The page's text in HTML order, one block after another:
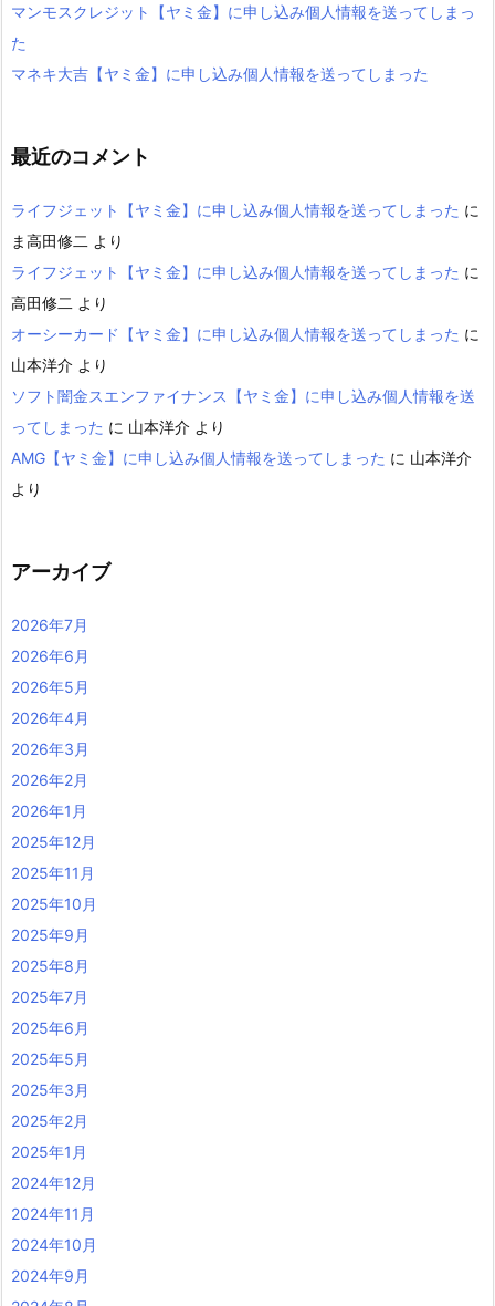
マンモスクレジット【ヤミ金】に申し込み個人情報を送ってしまっ
た
マネキ大吉【ヤミ金】に申し込み個人情報を送ってしまった
最近のコメント
ライフジェット【ヤミ金】に申し込み個人情報を送ってしまった に
ま高田修二 より
ライフジェット【ヤミ金】に申し込み個人情報を送ってしまった に
高田修二 より
オーシーカード【ヤミ金】に申し込み個人情報を送ってしまった に
山本洋介 より
ソフト闇金スエンファイナンス【ヤミ金】に申し込み個人情報を送
ってしまった に 山本洋介 より
AMG【ヤミ金】に申し込み個人情報を送ってしまった に 山本洋介
より
アーカイブ
2026年7月
2026年6月
2026年5月
2026年4月
2026年3月
2026年2月
2026年1月
2025年12月
2025年11月
2025年10月
2025年9月
2025年8月
2025年7月
2025年6月
2025年5月
2025年3月
2025年2月
2025年1月
2024年12月
2024年11月
2024年10月
2024年9月